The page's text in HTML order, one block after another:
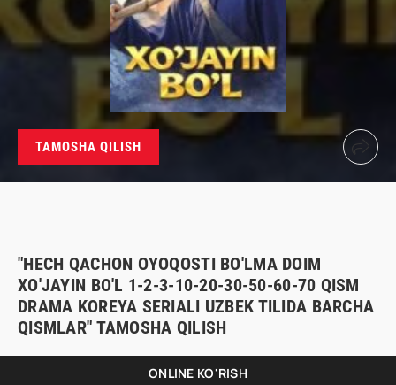
TAMOSHA QILISH
"HECH QACHON OYOQOSTI BO'LMA DOIM
XO'JAYIN BO'L 1-2-3-10-20-30-50-60-70 QISM
DRAMA KOREYA SERIALI UZBEK TILIDA BARCHA
QISMLAR" TAMOSHA QILISH
ONLINE KO'RISH